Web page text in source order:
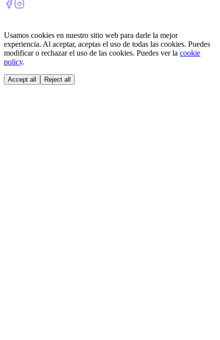
Usamos cookies en nuestro sitio web para darle la mejor
experiencia. Al aceptar, aceptas el uso de todas las cookies. Puedes
modificar o rechazar el uso de las cookies. Puedes ver la cookie
policy.
Accept all Reject all